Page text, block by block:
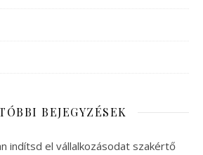
BEJEGYZÉSEK
indítsd el vállalkozásodat szakértő